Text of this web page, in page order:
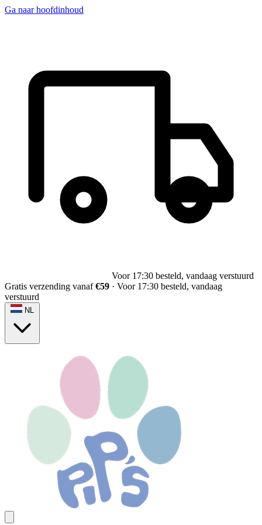
Ga naar hoofdinhoud
Voor 17:30 besteld, vandaag verstuurd
Gratis verzending vanaf€59 · Voor 17:30 besteld, vandaag
verstuurd
NL